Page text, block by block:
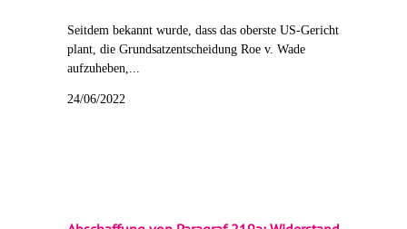
Seitdem bekannt wurde, dass das oberste US-Gericht
plant, die Grundsatzentscheidung Roe v. Wade
aufzuheben,...
24/06/2022